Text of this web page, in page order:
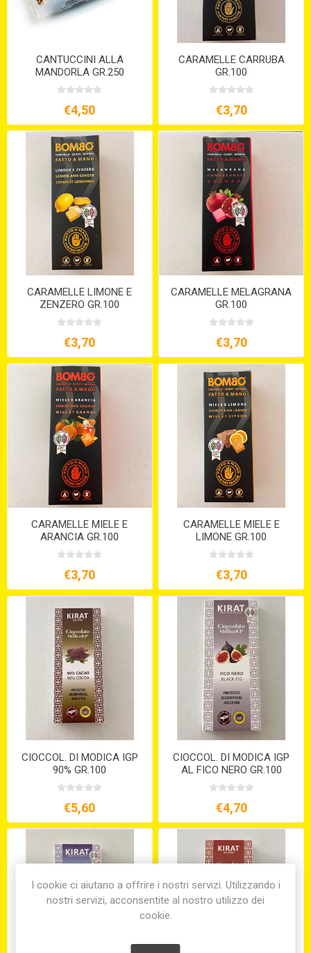
CANTUCCINI ALLA
MANDORLA GR.250
€4,50
CARAMELLE CARRUBA
GR.100
€3,70
CARAMELLE LIMONE E
ZENZERO GR.100
€3,70
CARAMELLE MELAGRANA
GR.100
€3,70
CARAMELLE MIELE E
ARANCIA GR.100
€3,70
CARAMELLE MIELE E
LIMONE GR.100
€3,70
CIOCCOL. DI MODICA IGP
90% GR.100
€5,60
CIOCCOL. DI MODICA IGP
AL FICO NERO GR.100
€4,70
I cookie ci aiutano a offrire i nostri servizi. Utilizzando i
nostri servizi, acconsentite al nostro utilizzo dei
cookie.